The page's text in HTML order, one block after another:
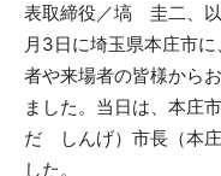
表取締役／塙 圭二、
月3日に埼玉県本庄市
者や来場者の皆様から
ました。当日は、本庄
だ しんげ）市長（本
した。